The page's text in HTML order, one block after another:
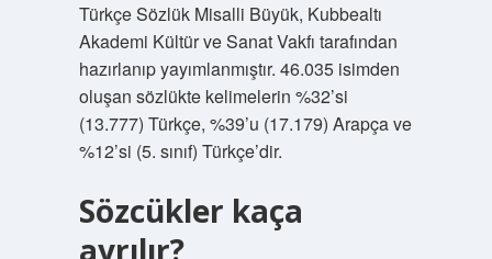
Türkçe Sözlük Misalli Büyük, Kubbealtı
Akademi Kültür ve Sanat Vakfı tarafından
hazırlanıp yayımlanmıştır. 46.035 isimden
oluşan sözlükte kelimelerin %32’si
(13.777) Türkçe, %39’u (17.179) Arapça ve
%12’si (5. sınıf) Türkçe’dir.
Sözcükler kaça
ayrılır?